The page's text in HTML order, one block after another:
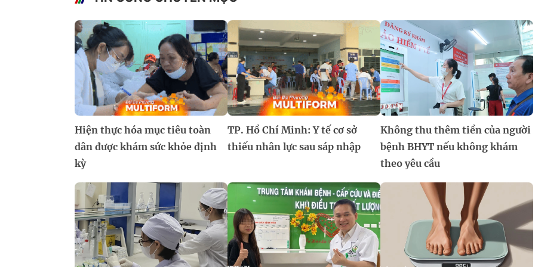
Hiện thực hóa mục tiêu toàn
dân được khám sức khỏe định
kỳ
TP. Hồ Chí Minh: Y tế cơ sở
thiếu nhân lực sau sáp nhập
Không thu thêm tiền của người
bệnh BHYT nếu không khám
theo yêu cầu